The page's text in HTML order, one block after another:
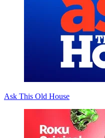
Ask This Old House